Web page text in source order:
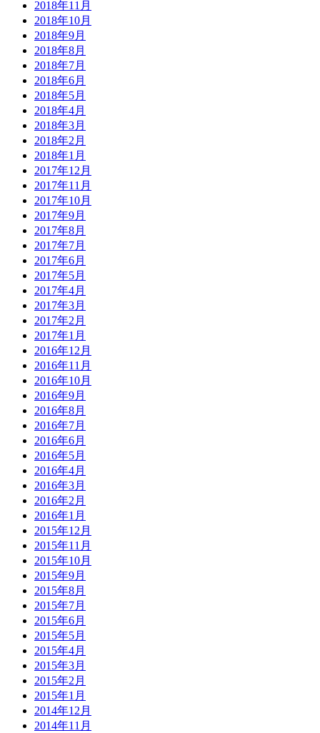
2018年11月
2018年10月
2018年9月
2018年8月
2018年7月
2018年6月
2018年5月
2018年4月
2018年3月
2018年2月
2018年1月
2017年12月
2017年11月
2017年10月
2017年9月
2017年8月
2017年7月
2017年6月
2017年5月
2017年4月
2017年3月
2017年2月
2017年1月
2016年12月
2016年11月
2016年10月
2016年9月
2016年8月
2016年7月
2016年6月
2016年5月
2016年4月
2016年3月
2016年2月
2016年1月
2015年12月
2015年11月
2015年10月
2015年9月
2015年8月
2015年7月
2015年6月
2015年5月
2015年4月
2015年3月
2015年2月
2015年1月
2014年12月
2014年11月